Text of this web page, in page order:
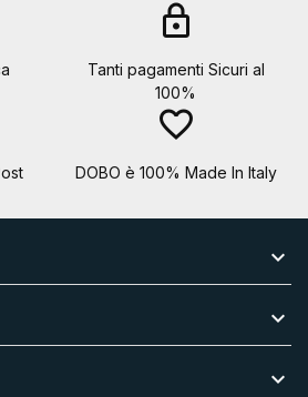
lock
Tanti pagamenti Sicuri al
100%
favorite_border
DOBO è 100% Made In Italy


